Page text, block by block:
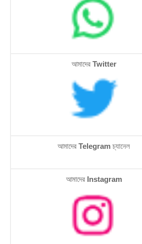
আমাদের Twitter
আমাদের Telegramচ্যানেল
আমাদের Instagram